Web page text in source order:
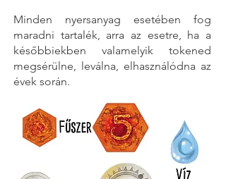
Minden nyersanyag esetében fog
maradni tartalék, arra az esetre, ha a
későbbiekben valamelyik tokened
megsérülne, leválna, elhasználódna az
évek során.